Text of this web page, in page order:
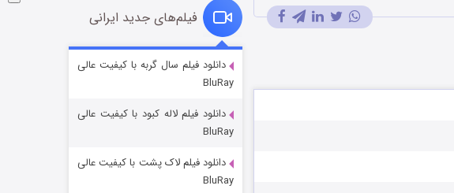
شوگر فصل ۲
قسمت
فیلم‌های جدید ایرانی
دانلود فیلم سال گربه با کیفیت عالی
BluRay
دانلود فیلم لاله کبود با کیفیت عالی
BluRay
دانلود فیلم لاک پشت با کیفیت عالی
BluRay